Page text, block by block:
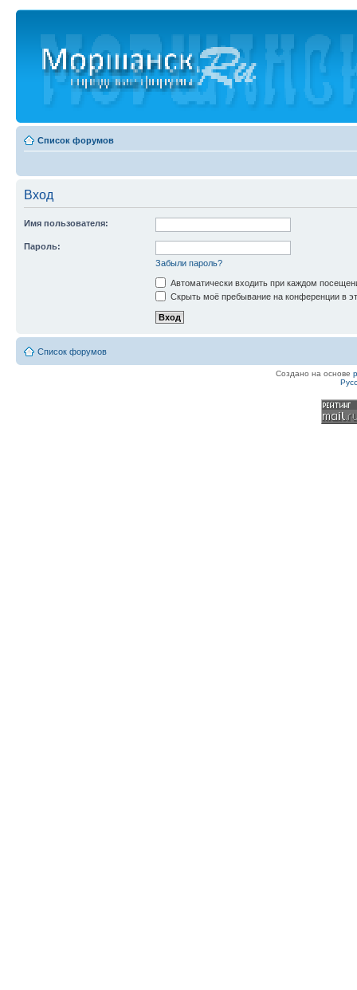
Список форумов
Вход
Имя пользователя:
Пароль:
Забыли пароль?
Автоматически входить при каждом
Скрыть моё пребывание на конференции в
Список форумов
Создано на основе